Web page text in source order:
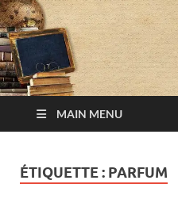
MAIN MENU
ÉTIQUETTE : PARFUM